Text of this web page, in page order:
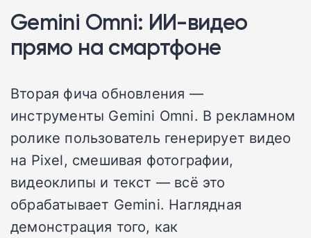
Gemini Omni: ИИ-видео
прямо на смартфоне
Вторая фича обновления —
инструменты Gemini Omni. В рекламном
ролике пользователь генерирует видео
на Pixel, смешивая фотографии,
видеоклипы и текст — всё это
обрабатывает Gemini. Наглядная
демонстрация того, как